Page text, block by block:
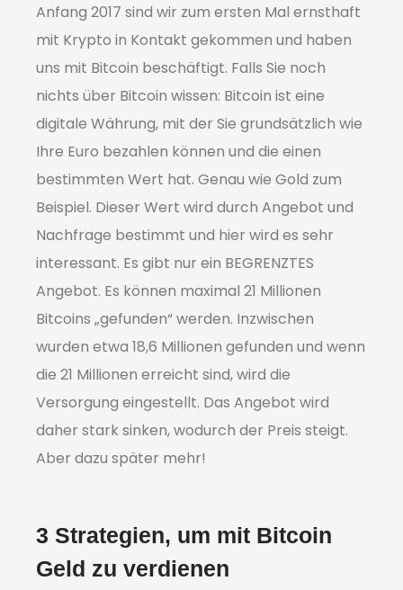
Anfang 2017 sind wir zum ersten Mal ernsthaft
mit Krypto in Kontakt gekommen und haben
uns mit Bitcoin beschäftigt. Falls Sie noch
nichts über Bitcoin wissen: Bitcoin ist eine
digitale Währung, mit der Sie grundsätzlich wie
Ihre Euro bezahlen können und die einen
bestimmten Wert hat. Genau wie Gold zum
Beispiel. Dieser Wert wird durch Angebot und
Nachfrage bestimmt und hier wird es sehr
interessant. Es gibt nur ein BEGRENZTES
Angebot. Es können maximal 21 Millionen
Bitcoins „gefunden“ werden. Inzwischen
wurden etwa 18,6 Millionen gefunden und wenn
die 21 Millionen erreicht sind, wird die
Versorgung eingestellt. Das Angebot wird
daher stark sinken, wodurch der Preis steigt.
Aber dazu später mehr!
3 Strategien, um mit Bitcoin
Geld zu verdienen